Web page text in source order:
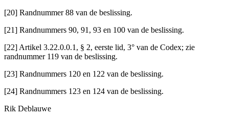
[20] Randnummer 88 van de beslissing.
[21] Randnummers 90, 91, 93 en 100 van de beslissing.
[22] Artikel 3.22.0.0.1, § 2, eerste lid, 3° van de Codex; zie
randnummer 119 van de beslissing.
[23] Randnummers 120 en 122 van de beslissing.
[24] Randnummers 123 en 124 van de beslissing.
Rik Deblauwe